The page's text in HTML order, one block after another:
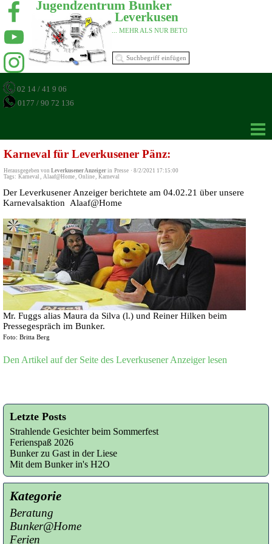
Jugendzentrum Bunker
... MEHR ALS NUR BETON
02 14 / 41 9 06
0177 / 90 72 136
Leverkusen
Karneval für Leverkusener Pänz:
Herausgegeben von Leverkusener Anzeiger in Presse · 8/2/2021 17:15:00
Tags: Karneval , Alaaf@Home, Online, Karneval
Der Leverkusener Anzeiger berichtete am 04.02.21 über unsere
Karnevalsaktion Alaaf@Home
Mr. Fuggs alias Maura da Silva (l.) und Reiner Hilken beim
Pressegespräch im Bunker.
Foto: Britta Berg
Den Artikel auf der Seite des Leverkusener Anzeiger lesen
Letzte Posts
Strahlende Gesichter beim Sommerfest
Ferienspaß 2026
Bunker zu Gast in der Liese
Mit dem Bunker in's H2O
Kategorie
Beratung
Bunker@Home
Ferien